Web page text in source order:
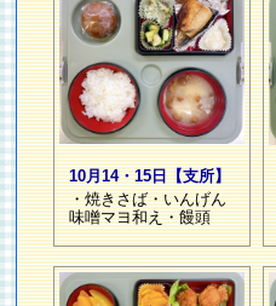
10月14・15日【支所】
・焼きさば・いんげん
味噌マヨ和え・饅頭